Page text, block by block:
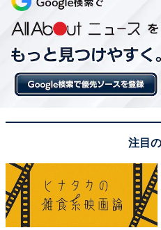
景色とも相性が良い、温泉
性／岩手県）、「冬の銀山温
りなす『千と千尋の神隠し
ンの世界が広がり、雪見風
きが特に魅力的で、この時
※回答者からのコメントは原
※記事内容は執筆時点のも
注目